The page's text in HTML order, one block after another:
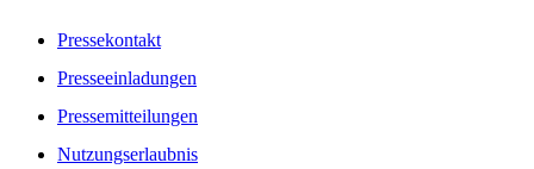
Pressekontakt
Presseeinladungen
Pressemitteilungen
Nutzungserlaubnis